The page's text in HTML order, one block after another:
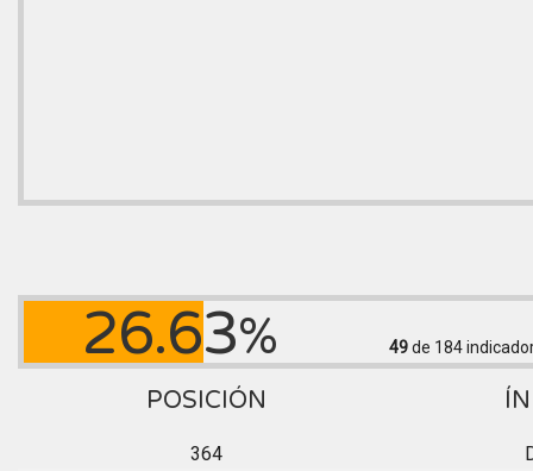
26.63% 49de 184
POSICIÓN
364